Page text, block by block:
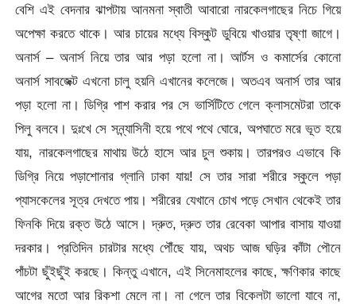
বেশি এই বেদনার ঝাপটায় আনমনা স্বাতী আবারো নারকেলগাছের নিচে গিয়ে
অপেক্ষা করতে থাকে। আর চায়ের মধ্যে বিস্কুট ডুবিয়ে খাওয়ার তৃষ্ণা জাগে।
অনার্স – অনার্স নিয়ে তার আর পড়া হলো না। আর্টস ও কমার্সের কোনো
অনার্স সাবজেক্ট এখনো চালু হয়নি এখানের কলেজে। অতএব অনার্স তার আর
পড়া হলো না। ডিগ্রি পাশ করার পর সে ভার্সিটিতে গেলে ক্লাসমেটরা তাকে
পিলু বলবে। দুঃখে সে সন্ন্যাসিনী হয়ে পথে পথে ঘোরে, অপঘাতে মরে ভূত হয়ে
যায়, নারকেলগাছের মাথায় উঠে হাসে আর চুল শুকায়। তারপরও এভাবে কি
ডিগ্রি নিয়ে পড়াশোনার গ্লানি ঢাকা যায়! সে তার সারা শরীরে স্কুলে পড়া
প্যাসকেলের সূত্র দেখতে পায়। শরীরের যেখানে চোখ পড়ে সেখান থেকেই তার
ফিনকি দিয়ে রক্ত উঠে আসে। দ্রুত, দ্রুত তার রেবেকা আপার বাসায় যাওয়া
দরকার। প্রতিদিন চারটার মধ্যে পৌঁছে যায়, অথচ আজ ঘড়ির কাঁটা পৌনে
পাঁচটা ছুঁইছুঁই করছে। কিন্তু এখানে, এই সিনেমাহলের কাছে, ক্ষণিকার কাছে
আগের মতো আর রিকশা মেলে না। না গেলে তার বিকেলটা ভালো যাবে না,